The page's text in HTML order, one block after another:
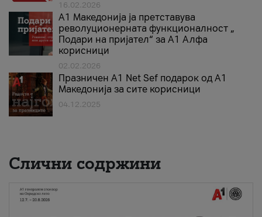
16.02.2026
А1 Македонија ја претставува
револуционерната функционалност „
Подари на пријател“ за А1 Алфа
корисници
02.02.2026
Празничен A1 Net Sеf подарок од А1
Македонија за сите корисници
04.12.2025
Слични содржини